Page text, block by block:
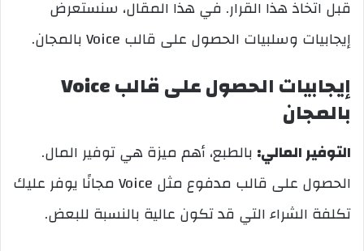
قبل اتخاذ هذا القرار. في هذا المقال، سنستعرض
إيجابيات وسلبيات الحصول على قالب Voice بالمجان.
إيجابيات الحصول على قالب Voice
بالمجان
التوفير المالي: بالطبع، أهم ميزة هي توفير المال.
الحصول على قالب مدفوع مثل Voice مجانًا يوفر عليك
تكلفة الشراء التي قد تكون عالية بالنسبة للبعض.